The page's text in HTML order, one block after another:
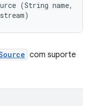
(String name,
com suporte